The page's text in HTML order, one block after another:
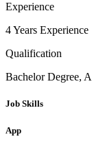
Experience
4 Years Experience
Qualification
Bachelor Degree,
Job Skills
App